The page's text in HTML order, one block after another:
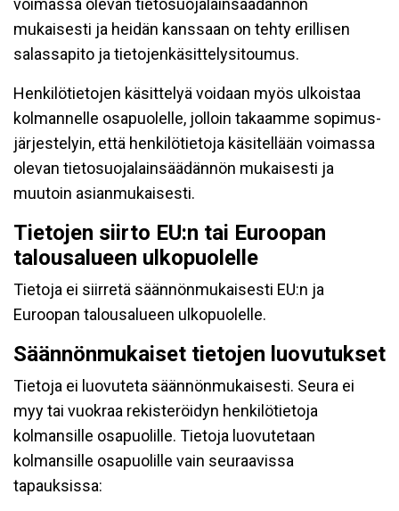
voimassa olevan tietosuojalainsäädännön
mukaisesti ja heidän kanssaan on tehty erillisen
salassapito ja tietojenkäsittelysitoumus.
Henkilötietojen käsittelyä voidaan myös ulkoistaa
kolmannelle osapuolelle, jolloin takaamme sopimus-
järjestelyin, että henkilötietoja käsitellään voimassa
olevan tietosuojalainsäädännön mukaisesti ja
muutoin asianmukaisesti.
Tietojen siirto EU:n tai Euroopan
talousalueen ulkopuolelle
Tietoja ei siirretä säännönmukaisesti EU:n ja
Euroopan talousalueen ulkopuolelle.
Säännönmukaiset tietojen luovutukset
Tietoja ei luovuteta säännönmukaisesti. Seura ei
myy tai vuokraa rekisteröidyn henkilötietoja
kolmansille osapuolille. Tietoja luovutetaan
kolmansille osapuolille vain seuraavissa
tapauksissa: